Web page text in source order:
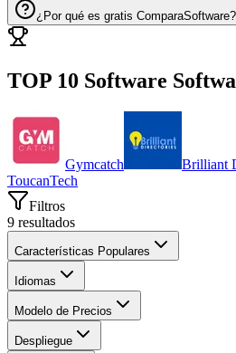
¿Por qué es gratis ComparaSoftware?
TOP 10 Software
Gymcatch Brilliant
ToucanTech
Filtros
9 resultados
Características Populares
Idiomas
Modelo de Precios
Despliegue